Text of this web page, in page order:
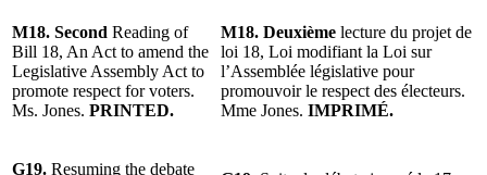
M18. Second Reading of
Bill 18, An Act to amend the
Legislative Assembly Act to
promote respect for voters.
Ms. Jones. PRINTED.
M18. Deuxième lecture du projet de
loi 18, Loi modifiant la Loi sur
l’Assemblée législative pour
promouvoir le respect des électeurs.
Mme Jones. IMPRIMÉ.
G19. Resuming the debate